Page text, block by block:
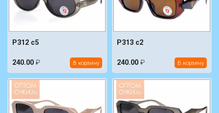
P312 c5
240.00 ₽ В корзину
P313 c2
240.00 ₽ В корзину